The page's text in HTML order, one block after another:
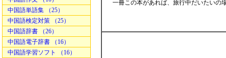
中国語単語集 （25）
中国語検定対策 （25）
中国語辞書 （26）
中国語電子辞書 （16）
中国語学習ソフト （16）
一冊この本があれば、旅行中だいたいの